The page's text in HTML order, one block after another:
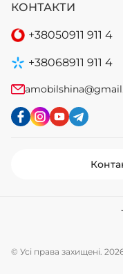
КОНТАКТИ
+38050911 911 4
+38068911 911 4
© Усі права захищені.